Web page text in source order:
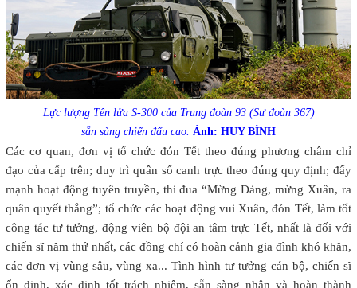
Lực lượng Tên lửa S-300 của Trung đoàn 93 (Sư đoàn 367)
sẵn sàng chiến đấu cao. Ảnh: HUY BÌNH
Các cơ quan, đơn vị tổ chức đón Tết theo đúng phương châm chỉ
đạo của cấp trên; duy trì quân số canh trực theo đúng quy định; đẩy
mạnh hoạt động tuyên truyền, thi đua “Mừng Đảng, mừng Xuân, ra
quân quyết thắng”; tổ chức các hoạt động vui Xuân, đón Tết, làm tốt
công tác tư tưởng, động viên bộ đội an tâm trực Tết, nhất là đối với
chiến sĩ năm thứ nhất, các đồng chí có hoàn cảnh gia đình khó khăn,
các đơn vị vùng sâu, vùng xa... Tình hình tư tưởng cán bộ, chiến sĩ
ổn định, xác định tốt trách nhiệm, sẵn sàng nhận và hoàn thành